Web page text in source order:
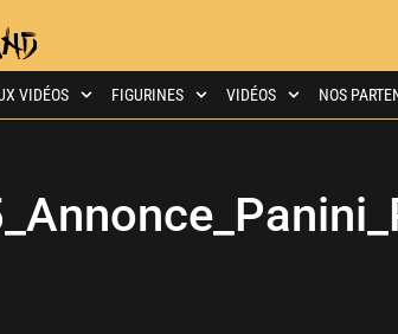
VIDÉOS FIGURINES VIDÉOS NOS